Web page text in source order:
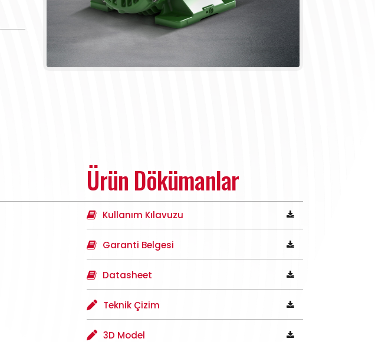
Ürün Dökümanlar
Kullanım Kılavuzu
Garanti Belgesi
Datasheet
Teknik Çizim
3D Model